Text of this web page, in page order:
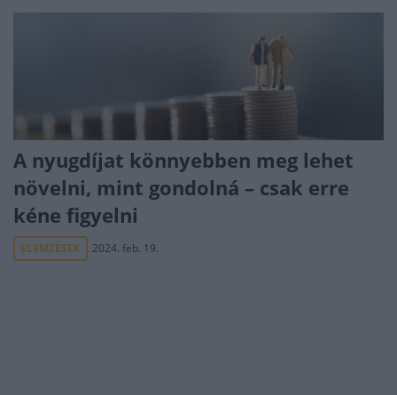
A nyugdíjat könnyebben meg lehet
növelni, mint gondolná – csak erre
kéne figyelni
ELEMZÉSEK 2024. feb. 19.